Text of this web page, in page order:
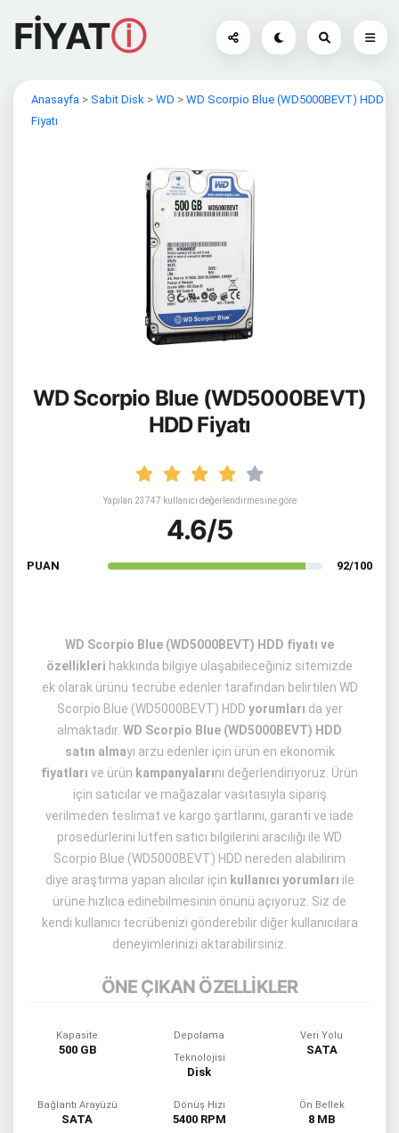
FİYATⓘ
Anasayfa > Sabit Disk > WD > WD Scorpio Blue (WD5000BEVT) HDD
Fiyatı
WD Scorpio Blue (WD5000BEVT)
HDD Fiyatı
Yapılan 23747 kullanıcı değerlendirmesine göre
4.6/5
PUAN 92/100
WD Scorpio Blue (WD5000BEVT) HDD fiyatı ve
özellikleri hakkında bilgiye ulaşabileceğiniz sitemizde
ek olarak ürünü tecrübe edenler tarafından belirtilen WD
Scorpio Blue (WD5000BEVT) HDD yorumları da yer
almaktadır. WD Scorpio Blue (WD5000BEVT) HDD
satın almayı arzu edenler için ürün en ekonomik
fiyatları ve ürün kampanyalarını değerlendiriyoruz. Ürün
için satıcılar ve mağazalar vasıtasıyla sipariş
verilmeden teslimat ve kargo şartlarını, garanti ve iade
prosedürlerini lütfen satıcı bilgilerini aracılığı ile WD
Scorpio Blue (WD5000BEVT) HDD nereden alabilirim
diye araştırma yapan alıcılar için kullanıcı yorumları ile
ürüne hızlıca edinebilmesinin önünü açıyoruz. Siz de
kendi kullanıcı tecrübenizi gönderebilir diğer kullanıcılara
deneyimlerinizi aktarabilirsiniz.
ÖNE ÇIKAN ÖZELLİKLER
Kapasite
500 GB
Depolama
Teknolojisi
Disk
Veri Yolu
SATA
Bağlantı Arayüzü
SATA
Dönüş Hızı
5400 RPM
Ön Bellek
8 MB